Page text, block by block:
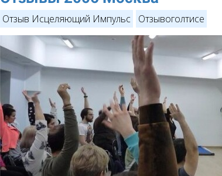
Отзыв Исцеляющий Импульс Отзывоголтисе